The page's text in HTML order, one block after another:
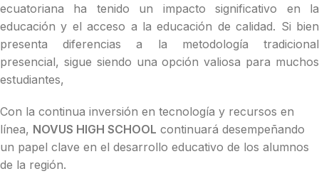
ecuatoriana ha tenido un impacto significativo en la
educación y el acceso a la educación de calidad. Si bien
presenta diferencias a la metodología tradicional
presencial, sigue siendo una opción valiosa para muchos
estudiantes,
Con la continua inversión en tecnología y recursos en
línea, NOVUS HIGH SCHOOL continuará desempeñando
un papel clave en el desarrollo educativo de los alumnos
de la región.